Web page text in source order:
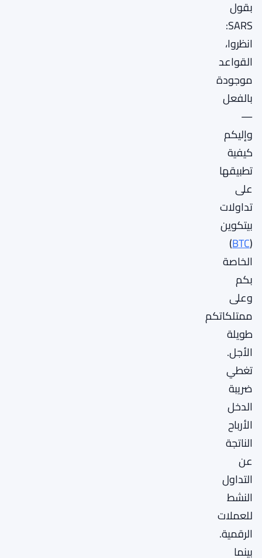
بقول
SARS:
انظروا،
القواعد
موجودة
بالفعل
—
وإليكم
كيفية
تطبيقها
على
تداولات
بيتكوين
(
BTC
)
الخاصة
بكم
وعلى
ممتلكاتكم
طويلة
الأجل.
تغطي
ضريبة
الدخل
الأرباح
الناتجة
عن
التداول
النشط
للعملات
الرقمية.
بينما